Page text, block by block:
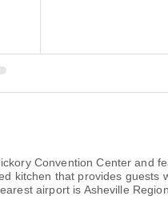
Convention Center and
kitchen that provides guests
airport is Asheville